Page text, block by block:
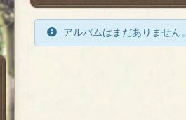
アルバムはまだありません。